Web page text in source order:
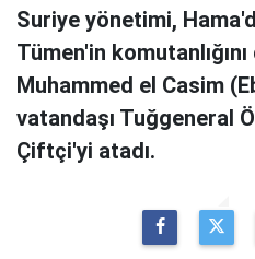
Suriye yönetimi,
Tümen'in
Muhammed el Casim
vatandaşı Tuğgeneral
Çiftçi'yi atadı.